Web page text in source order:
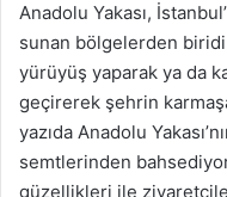
Anadolu Yakası,
sunan bölgelerden
yürüyüş yaparak ya da
geçirerek şehrin
yazıda Anadolu
semtlerinden
güzellikleri ile